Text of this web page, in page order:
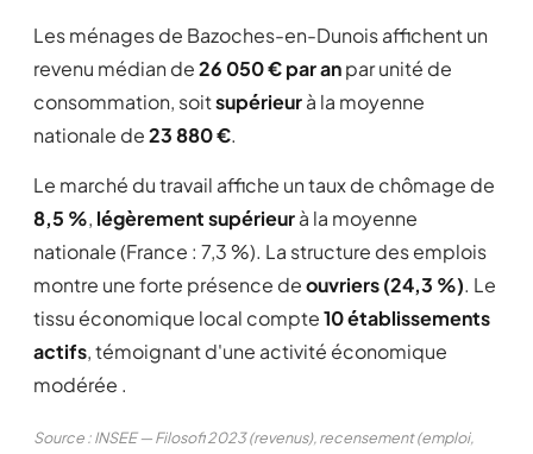
Les ménages de Bazoches-en-Dunois affichent un
revenu médian de26 050 € par anpar unité de
consommation, soitsupérieurà la moyenne
nationale de23 880 €.
Le marché du travail affiche un taux de chômage de
8,5 %, légèrement supérieurà la moyenne
nationale (France : 7,3 %). La structure des emplois
montre une forte présence deouvriers (24,3 %). Le
tissu économique local compte10 établissements
actifs, témoignant d'une activité économique
modérée .
Source : INSEE — Filosofi 2023 (revenus), recensement (emploi,